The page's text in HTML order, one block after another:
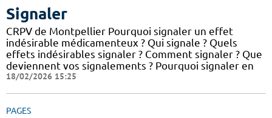
Signaler
CRPV de Montpellier Pourquoi signaler un effet
indésirable médicamenteux ? Qui signale ? Quels
effets indésirables signaler ? Comment signaler ? Que
deviennent vos signalements ? Pourquoi signaler en
18/02/2026 15:25
PAGES